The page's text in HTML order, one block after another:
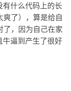
有什么代码上的长
了），算是给自
了，因为自己在家
牛逼到产生了很好